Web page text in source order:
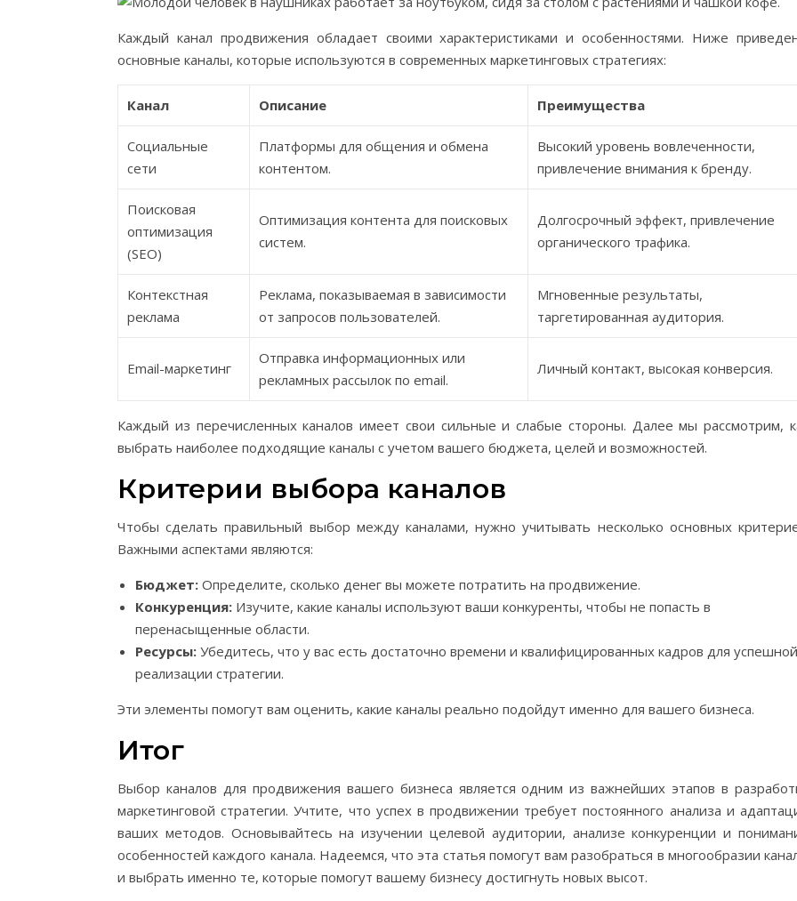
Каждый канал продвижения обладает своими характеристиками и особенностями. Ниже
основные каналы, которые используются в современных маркетинговых стратегиях:
Канал Описание Преимущества
Социальные
сети
Платформы для общения и обмена
контентом.
Высокий уровень вовлеченности,
привлечение внимания к бренду.
Поисковая
оптимизация
(SEO)
Оптимизация контента для поисковых
систем.
Долгосрочный эффект, привлечение
органического трафика.
Контекстная
реклама
Реклама, показываемая в зависимости
от запросов пользователей.
Мгновенные результаты,
таргетированная аудитория.
Email-маркетинг
Отправка информационных или
рекламных рассылок по email.
Личный контакт, высокая конверсия.
Каждый из перечисленных каналов имеет свои сильные и слабые стороны. Далее мы рассмотрим,
выбрать наиболее подходящие каналы с учетом вашего бюджета, целей и возможностей.
Критерии выбора каналов
Чтобы сделать правильный выбор между каналами, нужно учитывать несколько основных
Важными аспектами являются:
Бюджет: Определите, сколько денег вы можете потратить на продвижение.
Конкуренция: Изучите, какие каналы используют ваши конкуренты, чтобы не попасть в
перенасыщенные области.
Ресурсы: Убедитесь, что у вас есть достаточно времени и квалифицированных кадров для успешной
реализации стратегии.
Эти элементы помогут вам оценить, какие каналы реально подойдут именно для вашего бизнеса.
Итог
Выбор каналов для продвижения вашего бизнеса является одним из важнейших этапов в
маркетинговой стратегии. Учтите, что успех в продвижении требует постоянного анализа и
ваших методов. Основывайтесь на изучении целевой аудитории, анализе конкуренции и
особенностей каждого канала. Надеемся, что эта статья помогут вам разобраться в многообразии
и выбрать именно те, которые помогут вашему бизнесу достигнуть новых высот.